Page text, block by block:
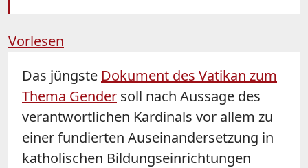
Vorlesen
Das jüngste Dokument des Vatikan zum
Thema Gender soll nach Aussage des
verantwortlichen Kardinals vor allem zu
einer fundierten Auseinandersetzung in
katholischen Bildungseinrichtungen